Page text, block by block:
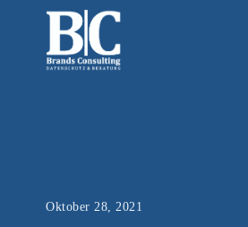
springen
Oktober 28, 2021